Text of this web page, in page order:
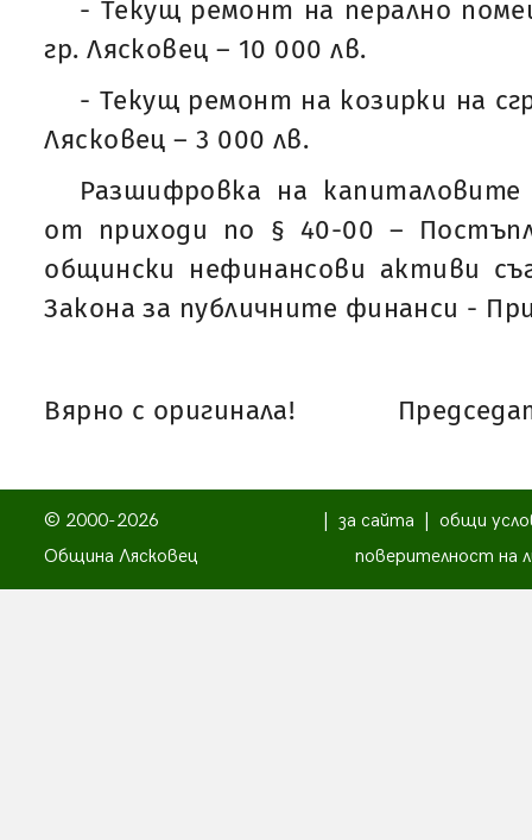
- Текущ ремонт на перално
гр. Лясковец – 10 000 лв.
- Текущ ремонт на козирки на
Лясковец – 3 000 лв.
Разшифровка на капиталовите
от приходи по § 40-00 –
общински нефинансови активи
Закона за публичните финанси -
Вярно с оригинала!
© 2000-2026
Община Лясковец
за сайта
общи
поверителност на